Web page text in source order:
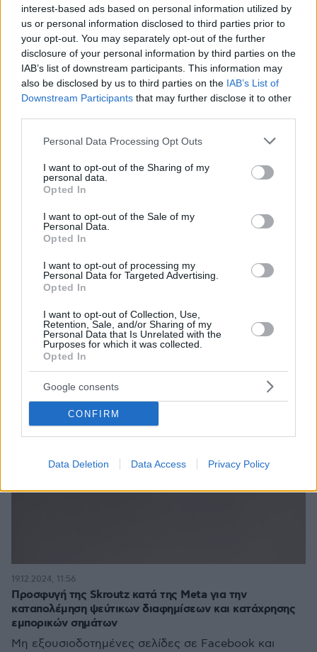
interest-based ads based on personal information utilized by
us or personal information disclosed to third parties prior to
your opt-out. You may separately opt-out of the further
disclosure of your personal information by third parties on the
IAB’s list of downstream participants. This information may
also be disclosed by us to third parties on the IAB’s List of
Downstream Participants that may further disclose it to other
Please note that this website/app uses one or more Google
not limited to your visit or usage behaviour. You may click to
grant or deny consent to Google and its third-party tags to
use your data for below specified purposes in below Google
consent section.
Personal Data Processing Opt Outs
I want to opt-out of the Sharing of my
personal data.
Opted In
I want to opt-out of the Sale of my
Personal Data.
Opted In
I want to opt-out of processing my
Personal Data for Targeted Advertising.
Opted In
I want to opt-out of Collection, Use,
Retention, Sale, and/or Sharing of my
Personal Data that Is Unrelated with the
Purposes for which it was collected.
Opted In
Google consents
CONFIRM
Data Deletion Data Access Privacy Policy
Με πρόστιμο από την Επιτροπή Ανταγωνισμού
κινδυνεύει η SKROUTZ για κατάχρηση δεσπόζουσας
θέσης στην αγορά
Η υπόθεση αφορά σε καταγγελία δέκα επιχειρήσεων
στους επιχειρηματικούς χρήστες – Η ΕΠ.ΑΝ. θα
εξετάσει την υπόθεση στις 23 Οκτωβρίου
18.07.2025, 17:11 17
Προσφυγή της Skroutz κατά της Meta για την
καταπολέμηση ψεύτικων διαφημίσεων και κατάχρησης
εμπορικών σημάτων
Μη εξουσιοδοτημένες σελίδες σε Facebook και
19.12.2024, 11:56